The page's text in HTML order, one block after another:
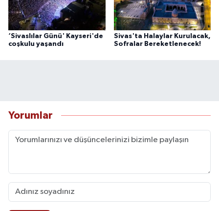
‘Sivaslılar Günü' Kayseri'de
coşkulu yaşandı
Sivas'ta Halaylar Kurulacak,
Sofralar Bereketlenecek!
Yorumlar